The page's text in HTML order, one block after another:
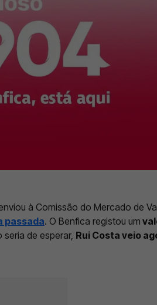
à Comissão do Mercado de
passada. O Benfica registou um
seria de esperar, Rui Costa veio